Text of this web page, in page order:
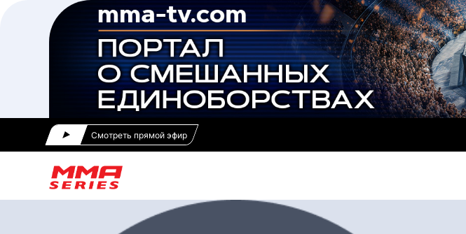
Смотреть прямой эфир